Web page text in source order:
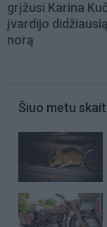
grįžusi Karina
įvardijo
norą
Šiuo metu